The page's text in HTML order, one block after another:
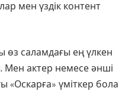
мен үздік контент
өз саламдағы ең үлкен
Мен актер немесе әнші
«Оскарға» үміткер бола